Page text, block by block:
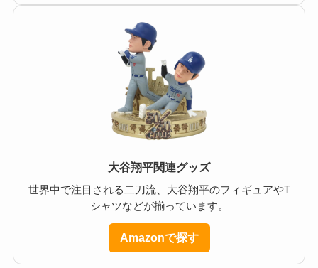
大谷翔平関連グッズ
世界中で注目される二刀流、大谷翔平のフィギュアやT
シャツなどが揃っています。
Amazonで探す